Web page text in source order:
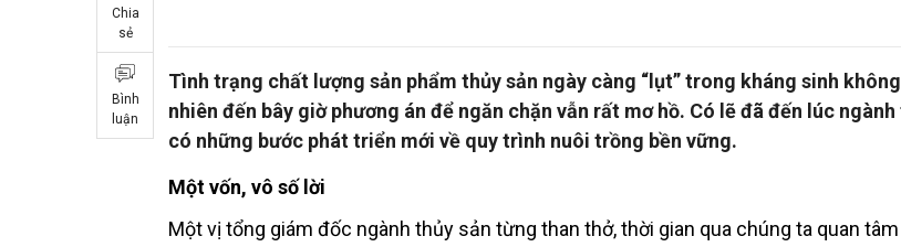
Chia
sẻ
Bình
luận
Tình trạng chất lượng sản phẩm thủy sản ngày càng “lụt” trong kháng sinh
nhiên đến bây giờ phương án để ngăn chặn vẫn rất mơ hồ. Có lẽ đã đến lúc
có những bước phát triển mới về quy trình nuôi trồng bền vững.
Một vốn, vô số lời
Một vị tổng giám đốc ngành thủy sản từng than thở, thời gian qua chúng ta quan